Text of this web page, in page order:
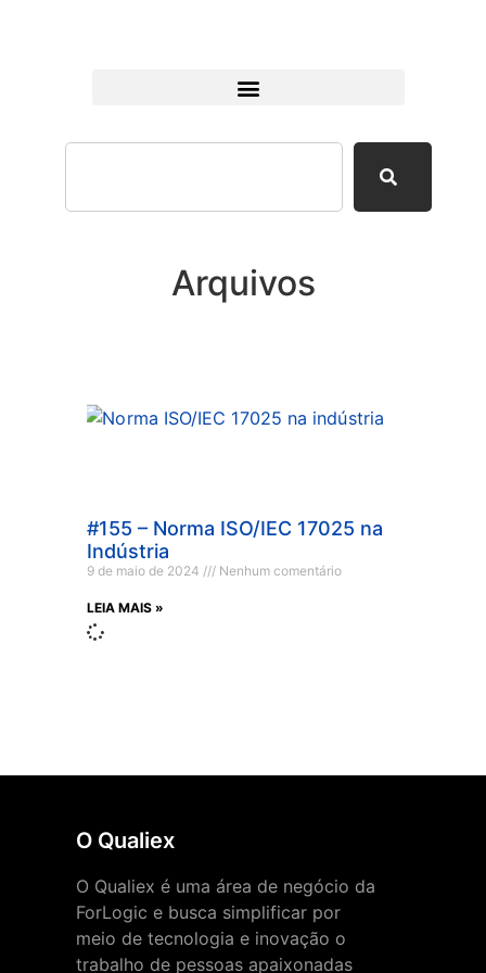
Arquivos
#155 – Norma ISO/IEC 17025 na
Indústria
9 de maio de 2024 Nenhum comentário
LEIA MAIS »
O Qualiex
O Qualiex é uma área de negócio da
ForLogic e busca simplificar por
meio de tecnologia e inovação o
trabalho de pessoas apaixonadas